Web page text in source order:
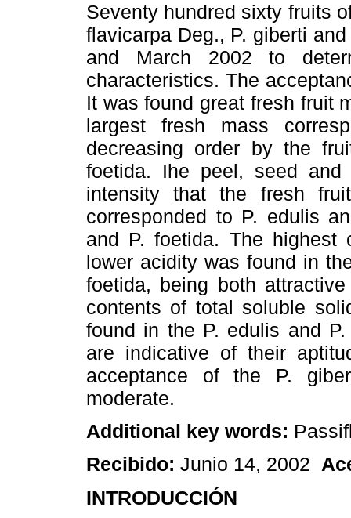
Seventy hundred sixty fruits
flavicarpa Deg., P. giberti
and March 2002 to
characteristics. The
It was found great fresh fruit
largest fresh mass
decreasing order by the
foetida. Ihe peel, seed
intensity that the fresh
corresponded to P. edulis
and P. foetida. The
lower acidity was found in
foetida, being both
contents of total soluble
found in the P. edulis and
are indicative of their
acceptance of the P.
moderate.
Additional key words:
Recibido: Junio 14, 2002
INTRODUCCIÓN